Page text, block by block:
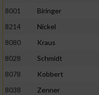
8001
Biringer
8214
Nickel
8080
Kraus
8028
Schmidt
8078
Kobbert
8038
Zenner